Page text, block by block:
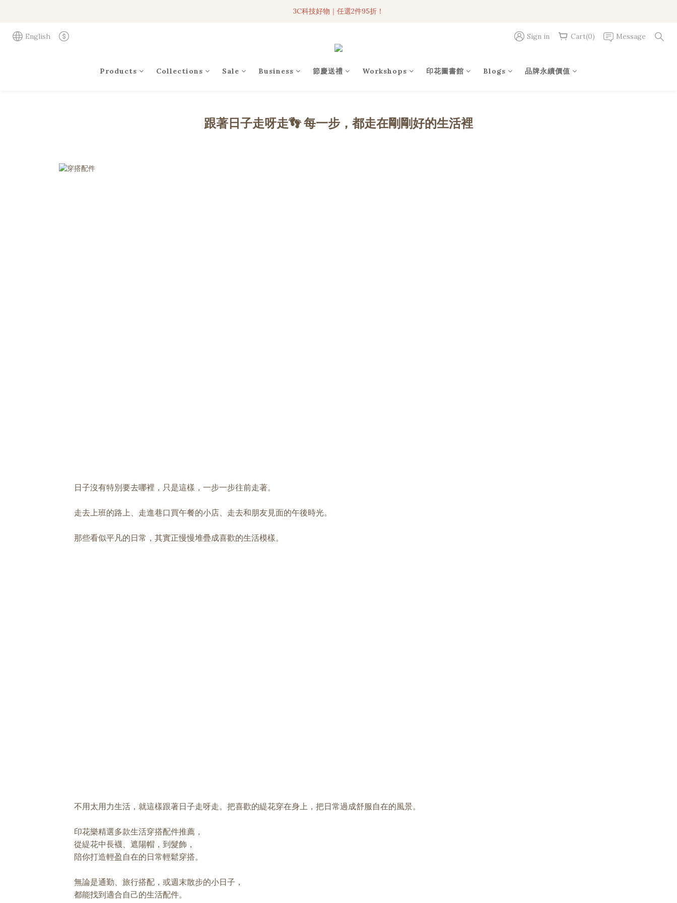
3C科技好物｜任選2件95折！
3C科技好物｜任選2件95折！
超人氣聯名自動傘任2件9折！
3C科技好物｜任選2件95折！
English Sign in Cart(0) Message
Products Collections Sale Business 節慶送禮 Workshops 印花圖書館 Blogs 品牌永續價值
跟著日子走呀走👣 每一步，都走在剛剛好的生活裡
日子沒有特別要去哪裡，只是這樣，一步一步往前走著。
走去上班的路上、走進巷口買午餐的小店、走去和朋友見面的午後時光。
那些看似平凡的日常，其實正慢慢堆疊成喜歡的生活模樣。
不用太用力生活，就這樣跟著日子走呀走。把喜歡的緹花穿在身上，把日常過成舒服自在的風景。
印花樂精選多款生活穿搭配件推薦，
從緹花中長襪、遮陽帽，到髮飾，
陪你打造輕盈自在的日常輕鬆穿搭。
無論是通勤、旅行搭配，或週末散步的小日子，
都能找到適合自己的生活配件。